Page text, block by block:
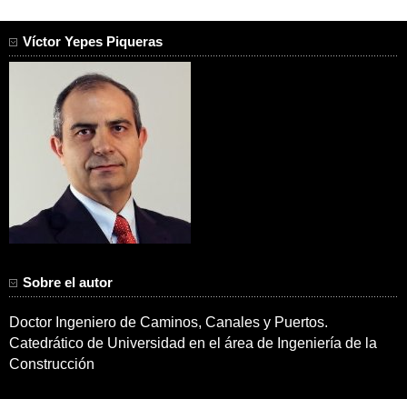
Víctor Yepes Piqueras
Sobre el autor
Doctor Ingeniero de Caminos, Canales y Puertos.
Catedrático de Universidad en el área de Ingeniería de la
Construcción